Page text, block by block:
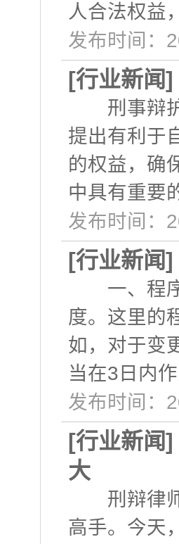
人合法权益
发布时间：
[行业新闻]
刑事辩护
提出有利于
的权益，
中具有重要
发布时间：
[行业新闻]
一、程序
度。这里的
如，对于变
当在3日内
发布时间：
[行业新闻]
大
刑辩律师
高手。今天